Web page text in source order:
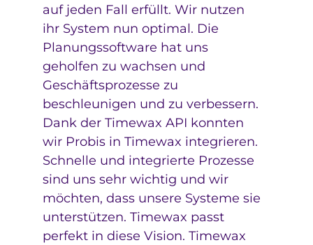
auf jeden Fall erfüllt. Wir nutzen
ihr System nun optimal. Die
Planungssoftware hat uns
geholfen zu wachsen und
Geschäftsprozesse zu
beschleunigen und zu verbessern.
Dank der Timewax API konnten
wir Probis in Timewax integrieren.
Schnelle und integrierte Prozesse
sind uns sehr wichtig und wir
möchten, dass unsere Systeme sie
unterstützen. Timewax passt
perfekt in diese Vision. Timewax